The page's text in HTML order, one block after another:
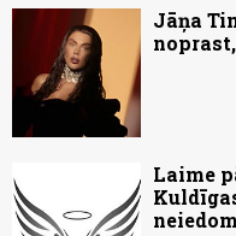
Jāņa
Laime